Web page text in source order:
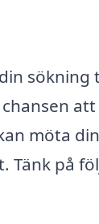
sökning
möta
Tänk på